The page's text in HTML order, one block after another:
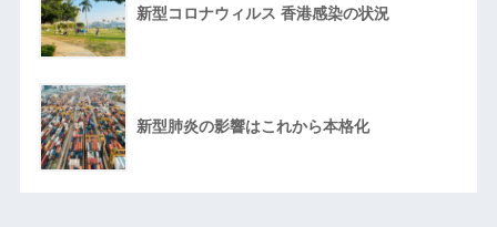
新型コロナウィルス 香港感染の状況
新型肺炎の影響はこれから本格化